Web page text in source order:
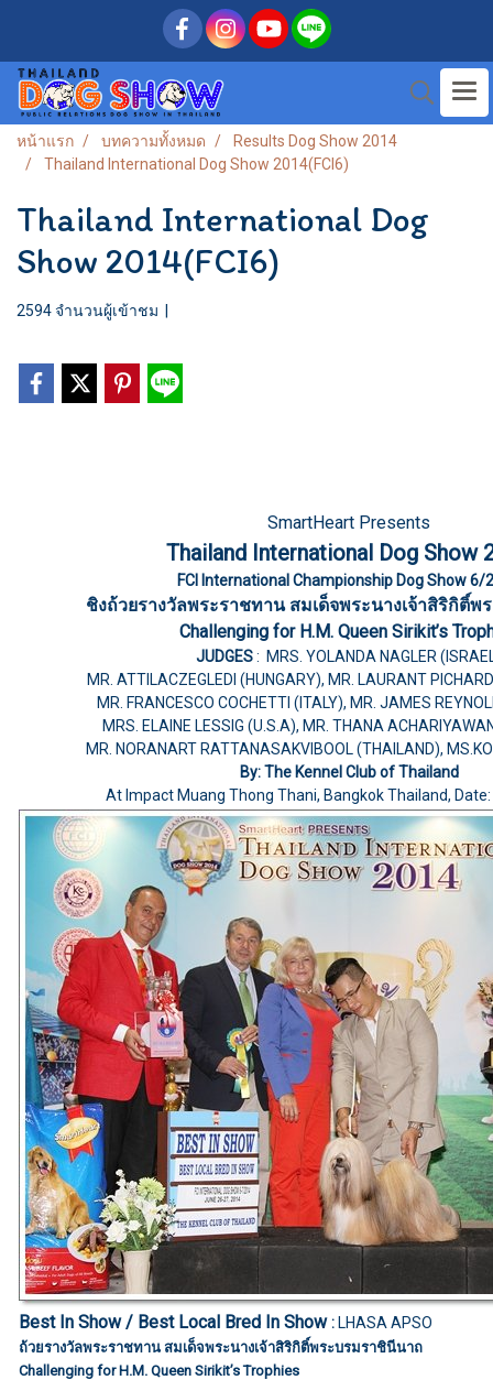
หน้าแรก บทความทั้งหมด
Results Dog Show 2014
Thailand International Dog Show 2014(FCI6)
Thailand International Dog
Show 2014(FCI6)
2594 จำนวนผู้เข้าชม
SmartHeart Presents
Thailand International Dog Show
FCI International Championship Dog Show 6/
ชิงถ้วยรางวัลพระราชทาน สมเด็จพระนางเจ้าสิริกิติ์
Challenging for H.M. Queen Sirikit’s
JUDGES: MRS. YOLANDA NAGLER
MR. ATTILACZEGLEDI (HUNGARY), MR. LAURANT
MR. FRANCESCO COCHETTI (ITALY), MR. JAMES
MRS. ELAINE LESSIG (U.S.A), MR. THANA
MR. NORANART RATTANASAKVIBOOL (THAILAND),
By: The Kennel Club of Thailand
At Impact Muang Thong Thani, Bangkok Thailand,
Best In Show / Best Local Bred In Show: LHASA APSO
ถ้วยรางวัลพระราชทาน สมเด็จพระนางเจ้าสิริกิติ์พระบรมราชินีนาถ
Challenging for H.M. Queen Sirikit’s Trophies